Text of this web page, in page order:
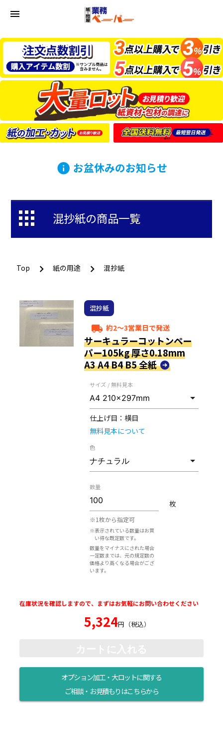
menu
info お盆休みのお知らせ
混抄紙の商品一覧
Top 紙の用途 混抄紙
混抄紙
local_shipping 約2～3営業日で発送
サーキュラーコットンペー
パー105kg 厚さ0.18mm
A3 A4 B4 B5 全紙
サイズ / 無料見本
仕上げ目： 横目
無料見本について
色
数量
※1枚から指定可
※表示されている数量はお買
い得な既定数です。
数量をマイナスにされた場合
一定数までは、元の規定数の
価格より高くなる場合がござ
います。
枚
在庫状況を確認しますので、まずはお気軽にお問い合わせください
5,324円（税込）
オプション加工・大ロットに関する
ご相談・お見積もりはこちらから